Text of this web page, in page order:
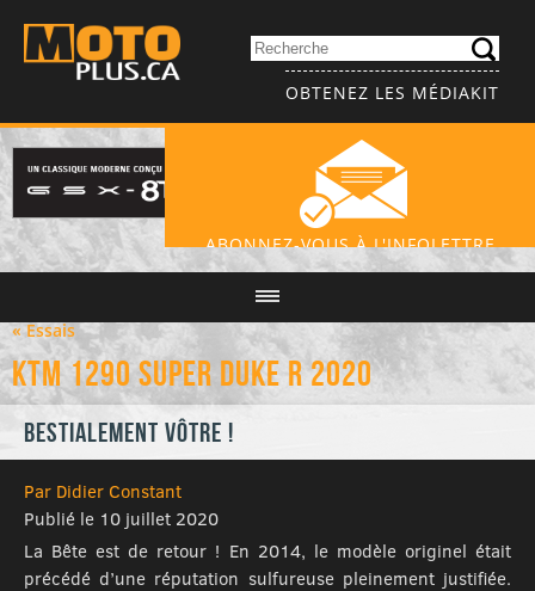
OBTENEZ LES MÉDIAKIT
ABONNEZ-VOUS À L'INFOLETTRE
« Essais
KTM 1290 Super Duke R 2020
Bestialement vôtre !
Par Didier Constant
Publié le 10 juillet 2020
La Bête est de retour ! En 2014, le modèle originel était
précédé d’une réputation sulfureuse pleinement justifiée.